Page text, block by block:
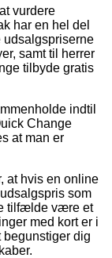
vurdere
har en hel del
udsalgspriserne
samt til herrer
tilbyde gratis
indtil
Change
at man er
at hvis en online
som
tilfælde være et
med kort er i
begunstiger dig